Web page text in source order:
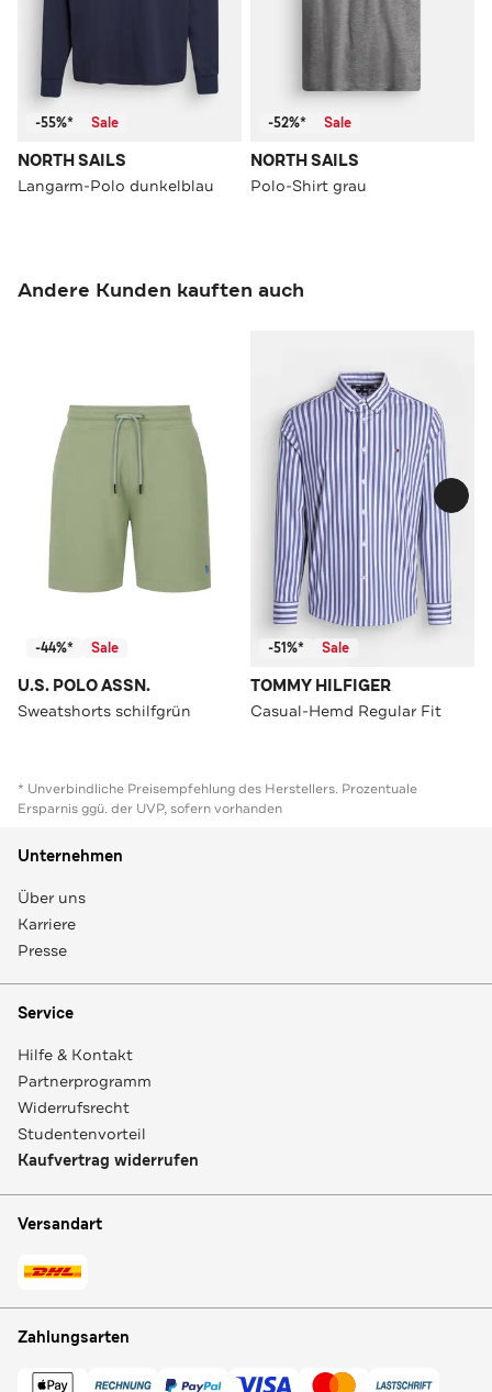
-55%* Sale
NORTH SAILS
Langarm-Polo dunkelblau
-52%* Sale
NORTH SAILS
Polo-Shirt grau
Andere Kunden kauften auch
-44%* Sale
U.S. POLO ASSN.
Sweatshorts schilfgrün
-51%* Sale
TOMMY HILFIGER
Casual-Hemd Regular Fit
* Unverbindliche Preisempfehlung des Herstellers. Prozentuale
Ersparnis ggü. der UVP, sofern vorhanden
Unternehmen
Über uns
Karriere
Presse
Service
Hilfe & Kontakt
Partnerprogramm
Widerrufsrecht
Studentenvorteil
Kaufvertrag widerrufen
Versandart
Zahlungsarten